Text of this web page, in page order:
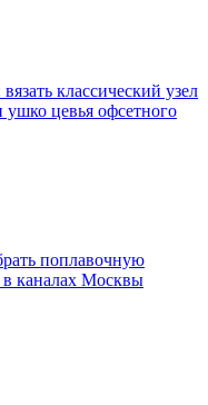
классический узел
ушко цевья офсетного
поплавочную
в каналах Москвы